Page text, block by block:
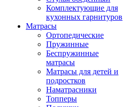
Комплектующие для
кухонных гарнитуров
Матраcы
Ортопедические
Пружинные
Беспружинные
матрасы
Матрасы для детей и
подростков
Наматрасники
Топперы